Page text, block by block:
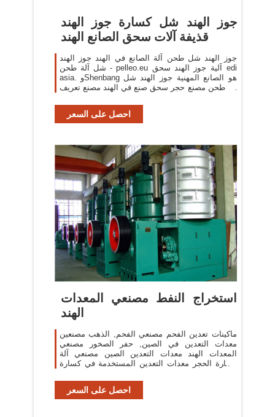
جوز الهند شل كسارة جوز الهند
قذيفة آلات سحق الصانع الهند
جوز الهند شل طحن آلة الصانع في الهند جوز الهند
شل آلة طحن - pelleo.eu آلية جوز الهند سحق edi
asia. وShenbang هو الصانع المهنية جوز الهند شل
آلة طحن مصنع حجر سحق صنع في الهند مصنع تعريف
احصل على السعر
استخراج النفط مصنعي المعدات
الهند
ماكينات تعدين الفحم مصنعي الفحم, الذهب مصنعين
معدات التعدين في الصين, حفر الصخور مصنعي
المعدات الهند معدات التعدين الصين مصنعي آلة
كسارة الحجر معدات التعدين المستخدمة في كسارة
احصل على السعر